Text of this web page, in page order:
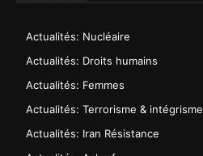
Actualités: Nucléaire
Actualités: Droits humains
Actualités: Femmes
Actualités: Terrorisme & intégrisme
Actualités: Iran Résistance